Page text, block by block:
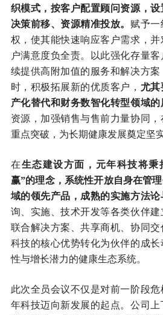
织模式，按客户配置顾问资源，
决策前移、资源精准投放。 赋予一
权，使其能快速响应客户需求，
户满意度负全责。以此强化存量
续提供高附加值的服务和解决方案
时，积极拓展新的优质客户， 尤其
产化替代和财务数智化转型领域的
资源，加强销售与售前力量协同
重点突破，为长期健康发展奠定坚
在生态建设方面，元年科技将秉
赢”的理念，系统性开放自身在管
域的领先产品，成熟的实施方法论
询、实施、技术开发等各类伙伴
联合解决方案、共享商机、协同
科技的核心优势转化为伙伴的成
性与增长潜力的健康生态系统。
此次全员会议不仅是对前一阶段
年科技迈向新发展的起点。公司上